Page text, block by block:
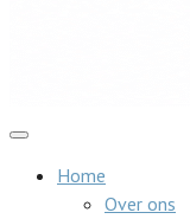
Home
Over ons